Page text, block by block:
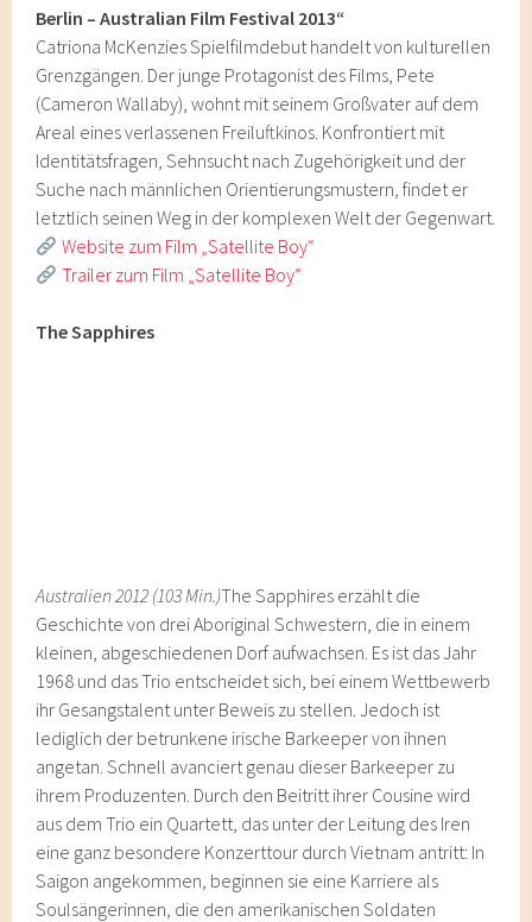
Berlin – Australian Film Festival 2013“
Catriona McKenzies Spielfilmdebut handelt von kulturellen
Grenzgängen. Der junge Protagonist des Films, Pete
(Cameron Wallaby), wohnt mit seinem Großvater auf dem
Areal eines verlassenen Freiluftkinos. Konfrontiert mit
Identitätsfragen, Sehnsucht nach Zugehörigkeit und der
Suche nach männlichen Orientierungsmustern, findet er
letztlich seinen Weg in der komplexen Welt der Gegenwart.
Website zum Film „Satellite Boy“
Trailer zum Film „Satellite Boy“
The Sapphires
Australien 2012 (103 Min.)The Sapphires erzählt die
Geschichte von drei Aboriginal Schwestern, die in einem
kleinen, abgeschiedenen Dorf aufwachsen. Es ist das Jahr
1968 und das Trio entscheidet sich, bei einem Wettbewerb
ihr Gesangstalent unter Beweis zu stellen. Jedoch ist
lediglich der betrunkene irische Barkeeper von ihnen
angetan. Schnell avanciert genau dieser Barkeeper zu
ihrem Produzenten. Durch den Beitritt ihrer Cousine wird
aus dem Trio ein Quartett, das unter der Leitung des Iren
eine ganz besondere Konzerttour durch Vietnam antritt: In
Saigon angekommen, beginnen sie eine Karriere als
Soulsängerinnen, die den amerikanischen Soldaten